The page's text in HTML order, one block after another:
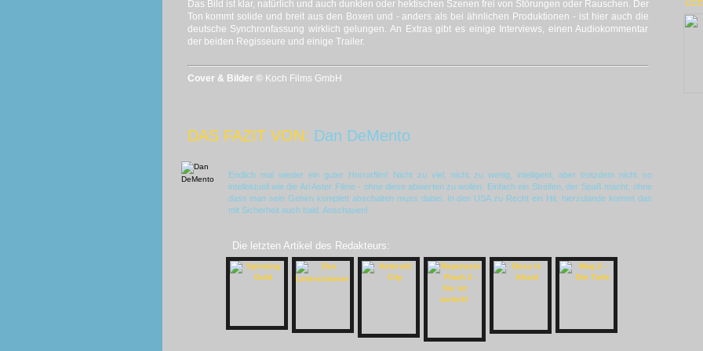
Das Bild ist klar, natürlich und auch dunklen oder hektischen Szenen frei von Störungen oder Rauschen. Der
Ton kommt solide und breit aus den Boxen und - anders als bei ähnlichen Produktionen - ist hier auch die
deutsche Synchronfassung wirklich gelungen. An Extras gibt es einige Interviews, einen Audiokommentar
der beiden Regisseure und einige Trailer.
Cover & Bilder © Koch Films GmbH
DAS FAZIT VON: Dan DeMento
Endlich mal wieder ein guter Horrorfilm! Nicht zu viel, nicht zu wenig, intelligent, aber trotzdem nicht so
intellektuell wie die Ari Aster Filme - ohne diese abwerten zu wollen. Einfach ein Streifen, der Spaß macht, ohne
dass man sein Gehirn komplett abschalten muss dabei. In den USA zu Recht ein Hit, hierzulande kommt das
mit Sicherheit auch bald. Anschauen!
Die letzten Artikel des Redakteurs: